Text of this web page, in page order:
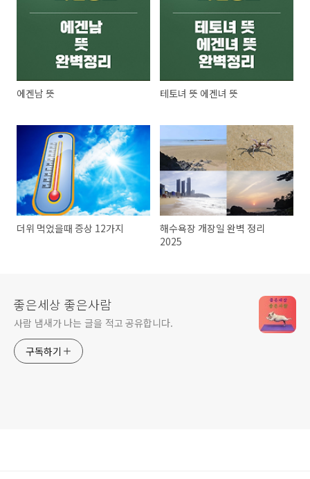
에겐남 뜻 테토녀 뜻 에겐녀 뜻
더위 먹었을때 증상 12가지
해수욕장 개장일 완벽 정리
2025
좋은세상 좋은사람
사람 냄새가 나는 글을 적고 공유합니다.
구독하기